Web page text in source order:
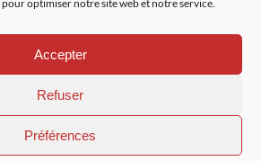
optimiser notre site web et notre service.
Accepter
Refuser
Préférences
|Mentions légales